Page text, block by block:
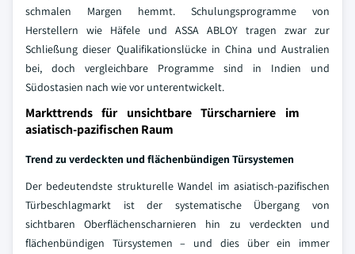
schmalen Margen hemmt. Schulungsprogramme von
Herstellern wie Häfele und ASSA ABLOY tragen zwar zur
Schließung dieser Qualifikationslücke in China und Australien
bei, doch vergleichbare Programme sind in Indien und
Südostasien nach wie vor unterentwickelt.
Markttrends für unsichtbare Türscharniere im
asiatisch-pazifischen Raum
Trend zu verdeckten und flächenbündigen Türsystemen
Der bedeutendste strukturelle Wandel im asiatisch-pazifischen
Türbeschlagmarkt ist der systematische Übergang von
sichtbaren Oberflächenscharnieren hin zu verdeckten und
flächenbündigen Türsystemen – und dies über ein immer